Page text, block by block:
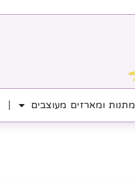
מתנות ומארזים מעוצבים